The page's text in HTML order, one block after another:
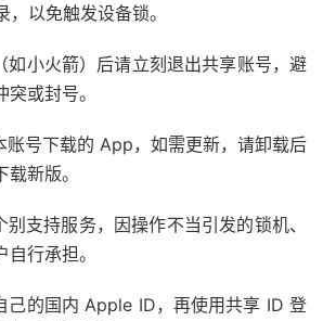
以免触发设备锁。
如小火箭）后请立刻退出共享账号，避
或封号。
账号下载的 App，如需更新，请卸载后
新版。
支持服务，因操作不当引发的锁机、
行承担。
己的国内 Apple ID，再使用共享 ID 登